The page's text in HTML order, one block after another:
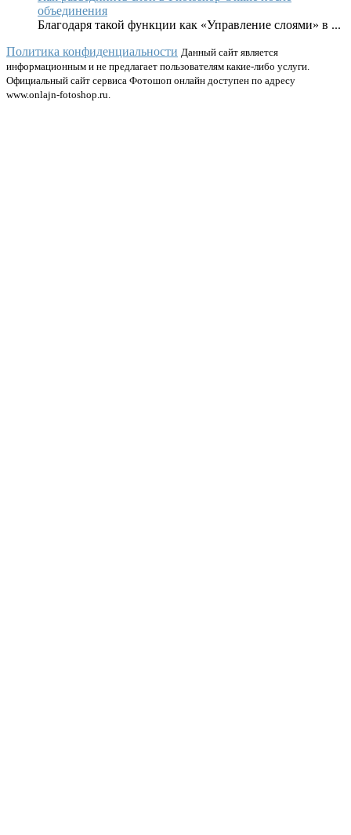
объединения
Благодаря такой функции как «Управление слоями» в ...
Политика конфиденциальности Данный сайт является
информационным и не предлагает пользователям какие-либо услуги.
Официальный сайт сервиса Фотошоп онлайн доступен по адресу
www.onlajn-fotoshop.ru.